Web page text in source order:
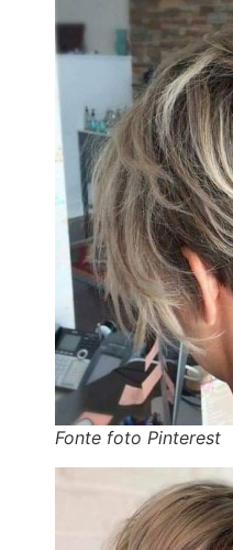
Fonte foto Pinterest